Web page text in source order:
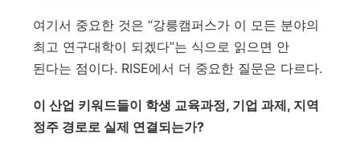
여기서 중요한 것은 “강릉캠퍼스가 이 모든 분야의
최고 연구대학이 되겠다”는 식으로 읽으면 안
된다는 점이다. RISE에서 더 중요한 질문은 다르다.
이 산업 키워드들이 학생 교육과정, 기업 과제, 지역
정주 경로로 실제 연결되는가?